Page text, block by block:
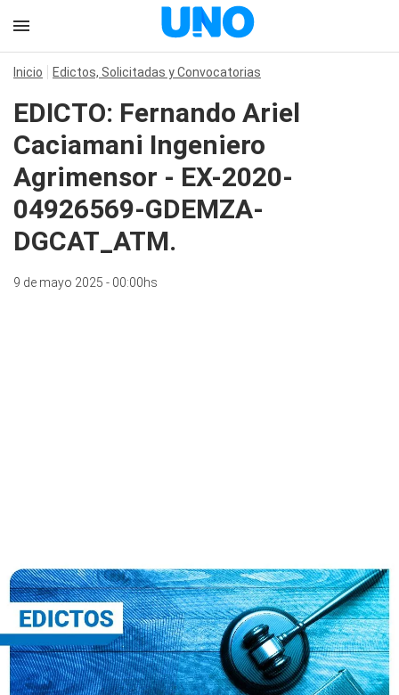
Inicio Edictos, Solicitadas y Convocatorias
EDICTO: Fernando Ariel
Caciamani Ingeniero
Agrimensor - EX-2020-
04926569-GDEMZA-
DGCAT_ATM.
9 de mayo 2025 - 00:00hs